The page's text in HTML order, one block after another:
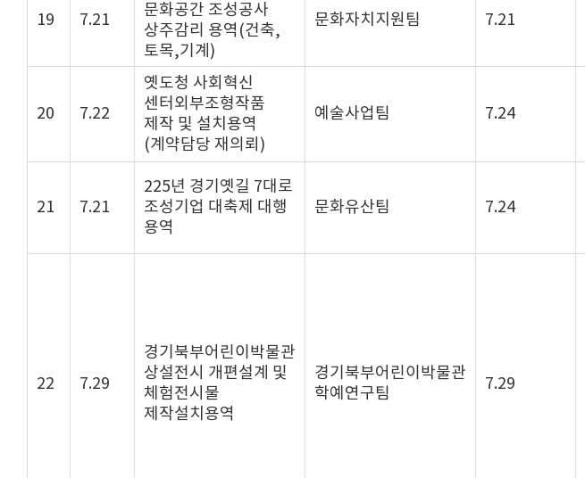
19 7.21
문화공간 조성공사
상주감리 용역(건축,
토목,기계)
문화자치지원팀 7.21
20 7.22
옛도청 사회혁신
센터외부조형작품
제작 및 설치용역
(계약담당 재의뢰)
예술사업팀 7.24
21 7.21
225년 경기옛길 7대로
조성기업 대축제 대행
용역
문화유산팀 7.24
22 7.29
경기북부어린이박물관
상설전시 개편설계 및
체험전시물
제작설치용역
경기북부어린이박물관
학예연구팀
7.29